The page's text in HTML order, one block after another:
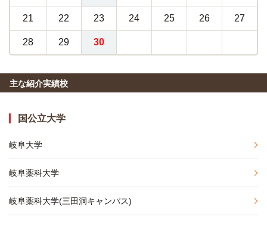
21 22 23 24 25 26 27
28 29 30
主な紹介実績校
国公立大学
岐阜大学
岐阜薬科大学
岐阜薬科大学(三田洞キャンパス)